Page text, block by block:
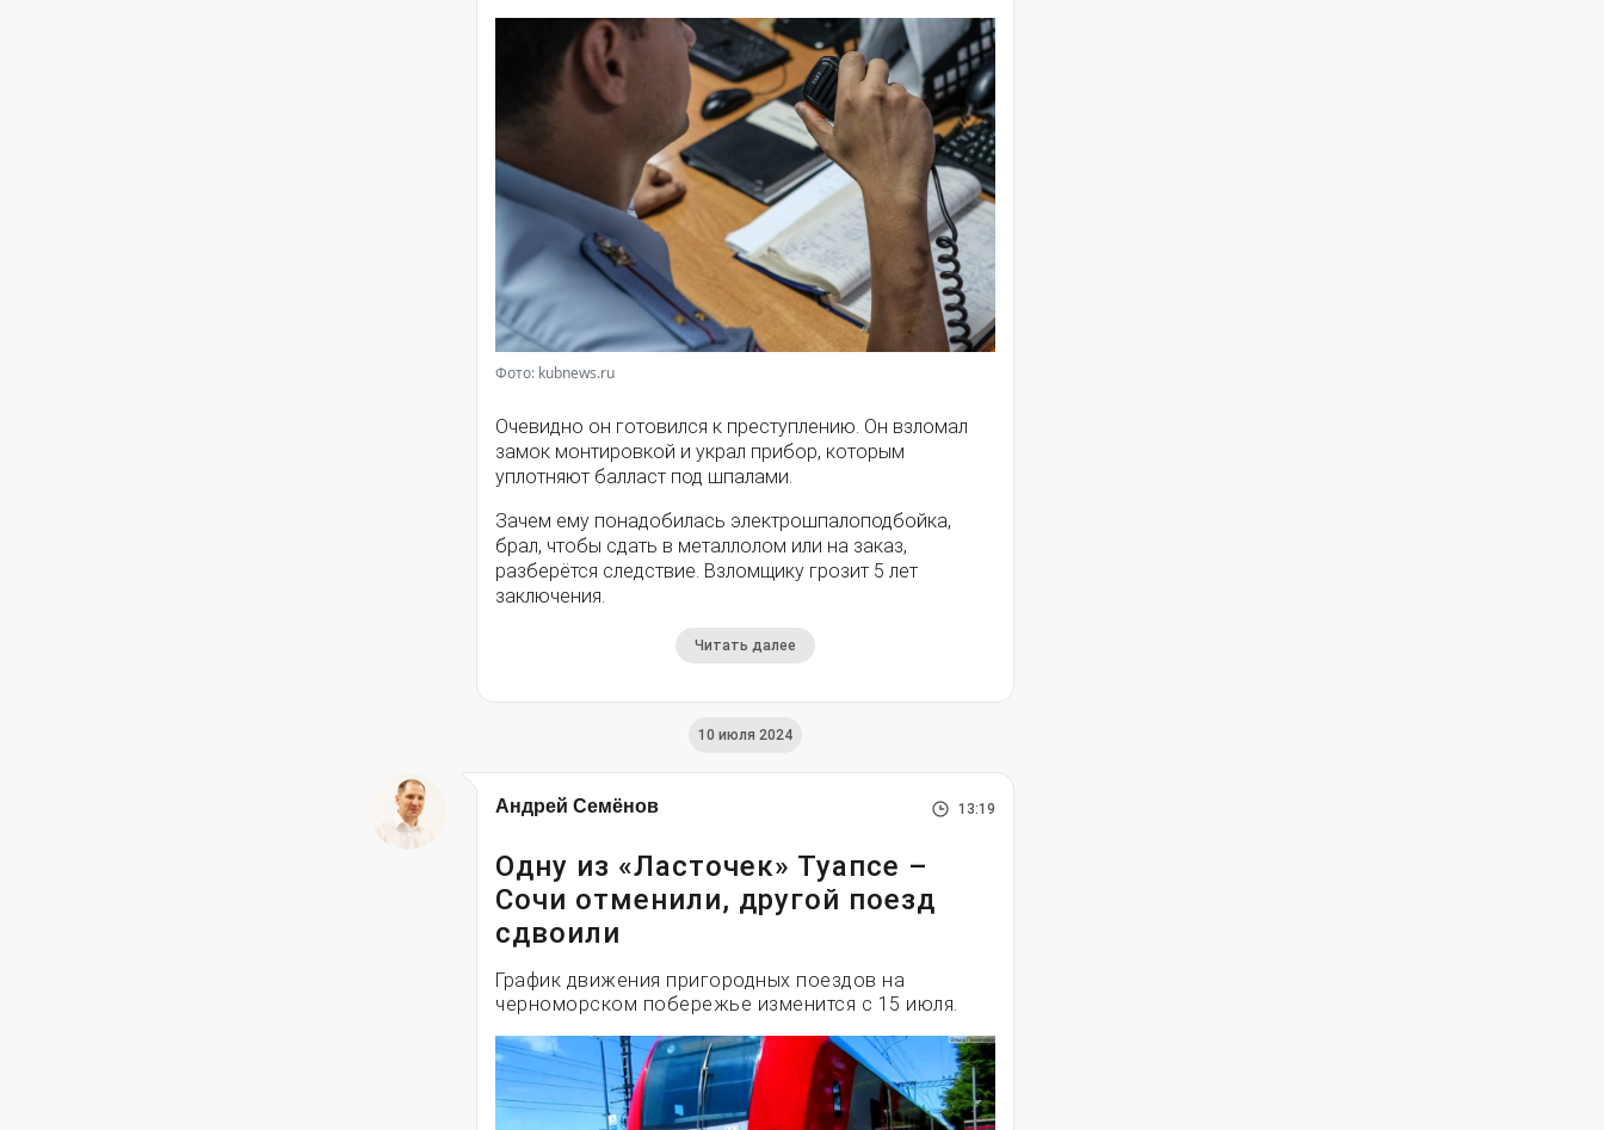
Фото: kubnews.ru
Очевидно он готовился к преступлению. Он взломал
замок монтировкой и украл прибор, которым
уплотняют балласт под шпалами.
Зачем ему понадобилась электрошпалоподбойка,
брал, чтобы сдать в металлолом или на заказ,
разберётся следствие. Взломщику грозит 5 лет
заключения.
Читать далее
10 июля 2024
Андрей Семёнов 13:19
Одну из «Ласточек» Туапсе –
Сочи отменили, другой поезд
сдвоили
График движения пригородных поездов на
черноморском побережье изменится с 15 июля.